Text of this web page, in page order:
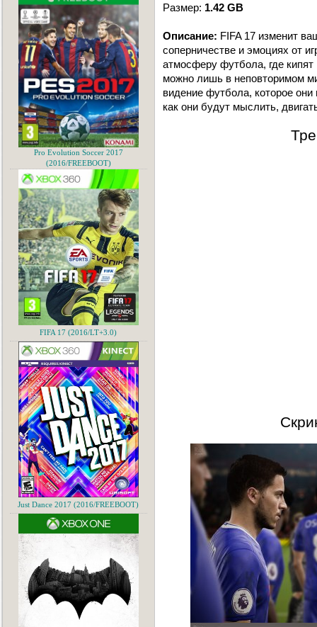
Размер: 1.42 GB
Описание: FIFA 17 изменит
соперничестве и эмоциях от
атмосферу футбола, где
можно лишь в неповторимом
видение футбола, которое они
как они будут мыслить,
Pro Evolution Soccer 2017
(2016/FREEBOOT)
FIFA 17 (2016/LT+3.0)
Just Dance 2017 (2016/FREEBOOT)